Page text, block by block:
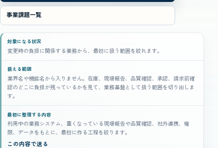
事業課題一覧
対象になる状況
変更時の負担に関係する業務から、最初に扱う範囲を絞れます。
扱える範囲
業界名や機能名から入りません。在庫、現場報告、品質確認、承認、請求前確
認のどこに負担が残っているかを見て、業務基盤として扱う範囲を切り出しま
す。
最初に整理する内容
利用中の業務システム、重くなっている現場報告や品質確認、社外連携、権
限、データをもとに、最初に作る工程を絞ります。
この内容で送る